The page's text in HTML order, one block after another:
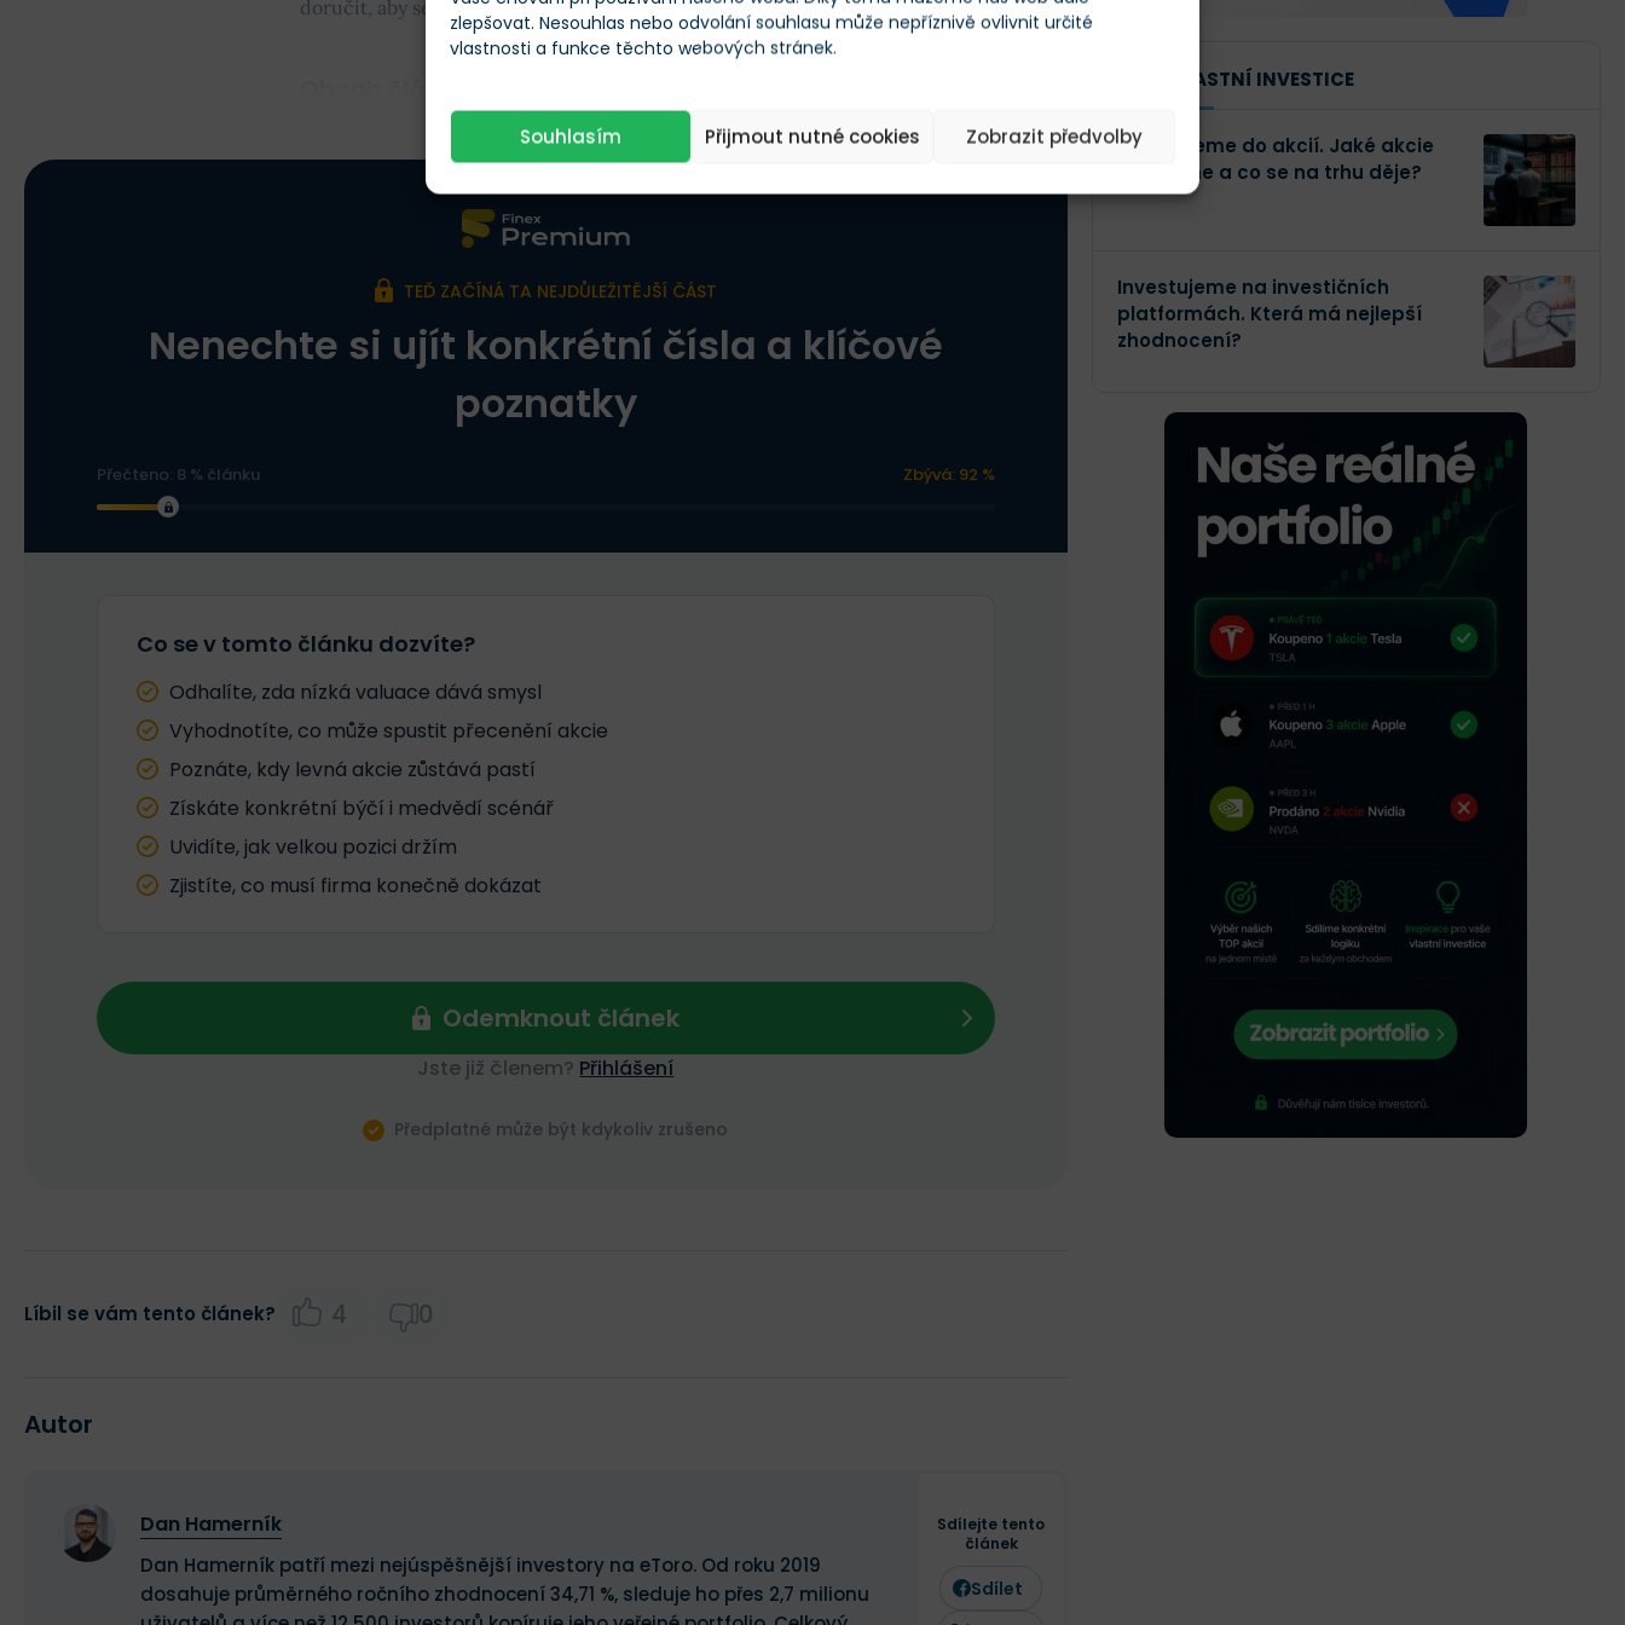
zlepšovat. Nesouhlas nebo odvolání souhlasu může nepříznivě ovlivnit určité
vlastnosti a funkce těchto webových stránek.
Souhlasím Přijmout nutné cookies Zobrazit předvolby
doručit, aby se z levné akcie nestala jen další past.
TEĎ ZAČÍNÁ TA NEJDŮLEŽITĚJŠÍ ČÁST
Nenechte si ujít konkrétní čísla a klíčové
poznatky
Přečteno: 8 % článku Zbývá: 92 %
Co se v tomto článku dozvíte?
Odhalíte, zda nízká valuace dává smysl
Vyhodnotíte, co může spustit přecenění akcie
Poznáte, kdy levná akcie zůstává pastí
Získáte konkrétní býčí i medvědí scénář
Uvidíte, jak velkou pozici držím
Zjistíte, co musí firma konečně dokázat
Odemknout článek
Jste již členem? Přihlášení
Předplatné může být kdykoliv zrušeno
Líbil se vám tento článek? 4 0
Autor
Dan Hamerník
Dan Hamerník patří mezi nejúspěšnější investory na eToro. Od roku 2019
dosahuje průměrného ročního zhodnocení 34,71 %, sleduje ho přes 2,7 milionu
Sdílejte tento
článek
Sdílet
NAŠE VLASTNÍ INVESTICE
Investujeme do akcií. Jaké akcie
kupujeme a co se na trhu děje?
Investujeme na investičních
platformách. Která má nejlepší
zhodnocení?